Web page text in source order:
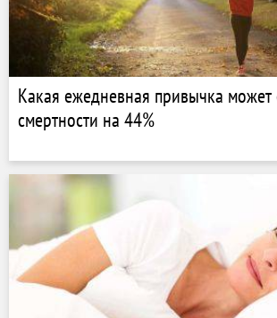
Какая ежедневная привычка может
смертности на 44%